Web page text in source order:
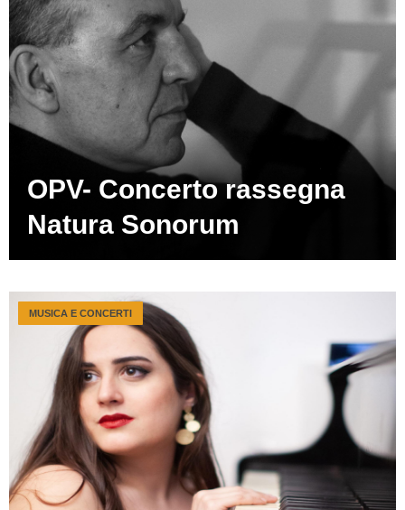
OPV- Concerto rassegna
Natura Sonorum
MUSICA E CONCERTI